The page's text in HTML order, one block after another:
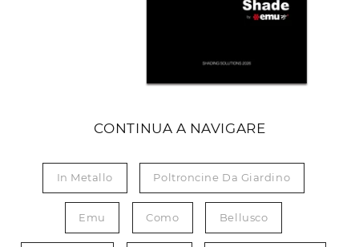
CONTINUA A NAVIGARE
In Metallo Poltroncine Da Giardino
Emu Como Bellusco